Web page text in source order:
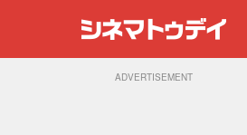
ADVERTISEMENT